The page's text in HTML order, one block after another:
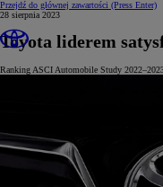
Przejdź do głównej zawartości (Press Enter)
28 sierpnia 2023
Toyota liderem
Ranking ASCI Automobile Study